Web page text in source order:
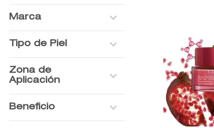
Marca
CLARINS
Tipo de Piel
Madura
Normal a Seca
Seca
Zona de
Aplicación
Cuello y escote
Beneficio